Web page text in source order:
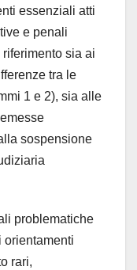
essenziali atti
e penali
sia ai
tra le
1 e 2), sia alle
sospensione
problematiche
orientamenti
rari,